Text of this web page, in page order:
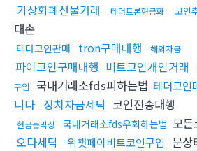
가상화폐선물거래
테더트론현금화 코인
대손
테더코인판매 tron구매대행 해외자금
파이코인구매대행 비트코인개인거래
구입
국내거래소fds피하는법 테더코인
니다 정치자금세탁 코인전송대행
현금돈믹싱 국내거래소fds우회하는법 모든
오다세탁
위챗페이비트코인구입 문상